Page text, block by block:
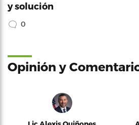
y solución
0
Opinión y